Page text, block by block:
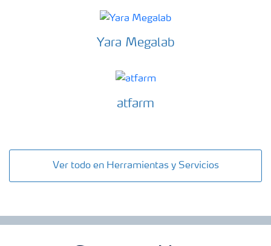
Yara Megalab
atfarm
Ver todo en Herramientas y Servicios